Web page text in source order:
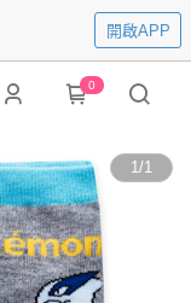
開啟APP
0
1/1